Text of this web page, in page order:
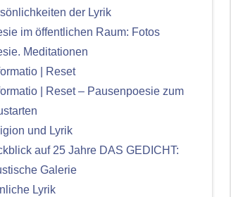
der Lyrik
im öffentlichen Raum: Fotos
Meditationen
| Reset
| Reset – Pausenpoesie zum
und Lyrik
auf 25 Jahre DAS GEDICHT:
Galerie
Lyrik